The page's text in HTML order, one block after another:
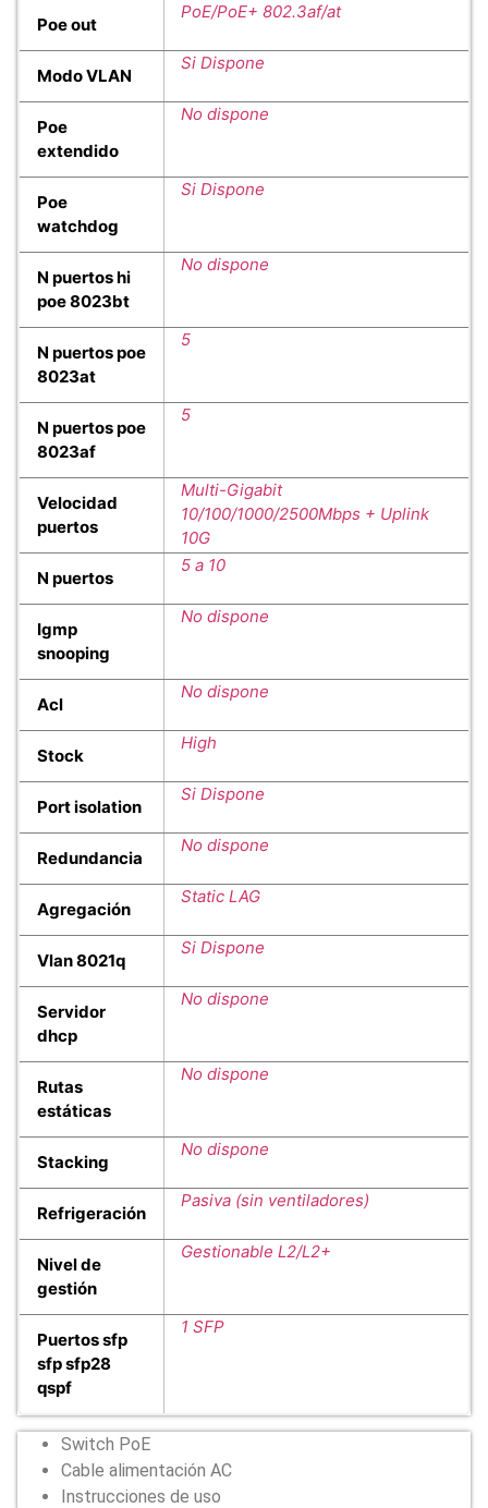
Poe out
PoE/PoE+ 802.3af/at
Modo VLAN
Si Dispone
Poe
extendido
No dispone
Poe
watchdog
Si Dispone
N puertos hi
poe 8023bt
No dispone
N puertos poe
8023at
5
N puertos poe
8023af
5
Velocidad
puertos
Multi-Gigabit
10/100/1000/2500Mbps + Uplink
10G
N puertos
5 a 10
Igmp
snooping
No dispone
Acl
No dispone
Stock
High
Port isolation
Si Dispone
Redundancia
No dispone
Agregación
Static LAG
Vlan 8021q
Si Dispone
Servidor
dhcp
No dispone
Rutas
estáticas
No dispone
Stacking
No dispone
Refrigeración
Pasiva (sin ventiladores)
Nivel de
gestión
Gestionable L2/L2+
Puertos sfp
sfp sfp28
qspf
1 SFP
Switch PoE
Cable alimentación AC
Instrucciones de uso